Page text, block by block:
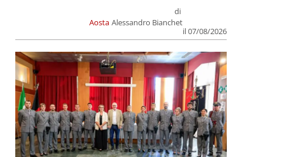
Aosta
di
Alessandro Bianchet
il 07/08/2026